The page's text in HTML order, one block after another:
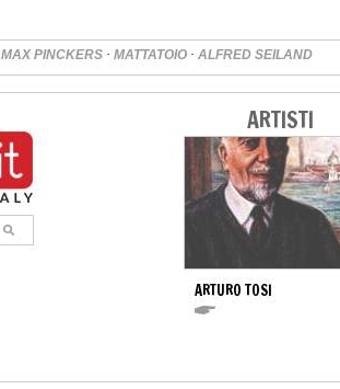
MAX PINCKERS · MATTATOIO · ALFRED SEILAND
ARTISTI
ARTURO TOSI